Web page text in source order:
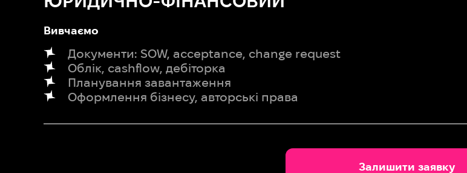
Вивчаємо
Документи: SOW, acceptance, change request
Облік, cashflow, дебіторка
Планування завантаження
Оформлення бізнесу, авторські права
Залишити заявку